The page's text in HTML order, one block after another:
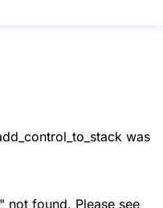
was
not found. Please see